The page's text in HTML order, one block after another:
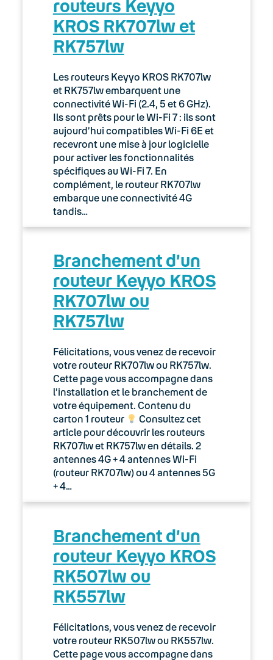
02. Espace client : Manager
03. Accès Internet
04. Téléphonie fixe
05. Téléphonie Mobile
06. Cybersécurité
Keyyo Connect
Keyyo Visio
routeurs Keyyo
KROS RK707lw et
RK757lw
Les routeurs Keyyo KROS RK707lw
et RK757lw embarquent une
connectivité Wi-Fi (2.4, 5 et 6 GHz).
Ils sont prêts pour le Wi-Fi 7 : ils sont
aujourd’hui compatibles Wi-Fi 6E et
recevront une mise à jour logicielle
pour activer les fonctionnalités
spécifiques au Wi-Fi 7. En
complément, le routeur RK707lw
embarque une connectivité 4G
tandis…
Branchement d’un
routeur Keyyo KROS
RK707lw ou
RK757lw
Félicitations, vous venez de recevoir
votre routeur RK707lw ou RK757lw.
Cette page vous accompagne dans
l’installation et le branchement de
votre équipement. Contenu du
carton 1 routeur
Consultez cet
article pour découvrir les routeurs
RK707lw et RK757lw en détails. 2
antennes 4G + 4 antennes Wi-Fi
(routeur RK707lw) ou 4 antennes 5G
+ 4…
Branchement d’un
routeur Keyyo KROS
RK507lw ou
RK557lw
Félicitations, vous venez de recevoir
votre routeur RK507lw ou RK557lw.
Cette page vous accompagne dans